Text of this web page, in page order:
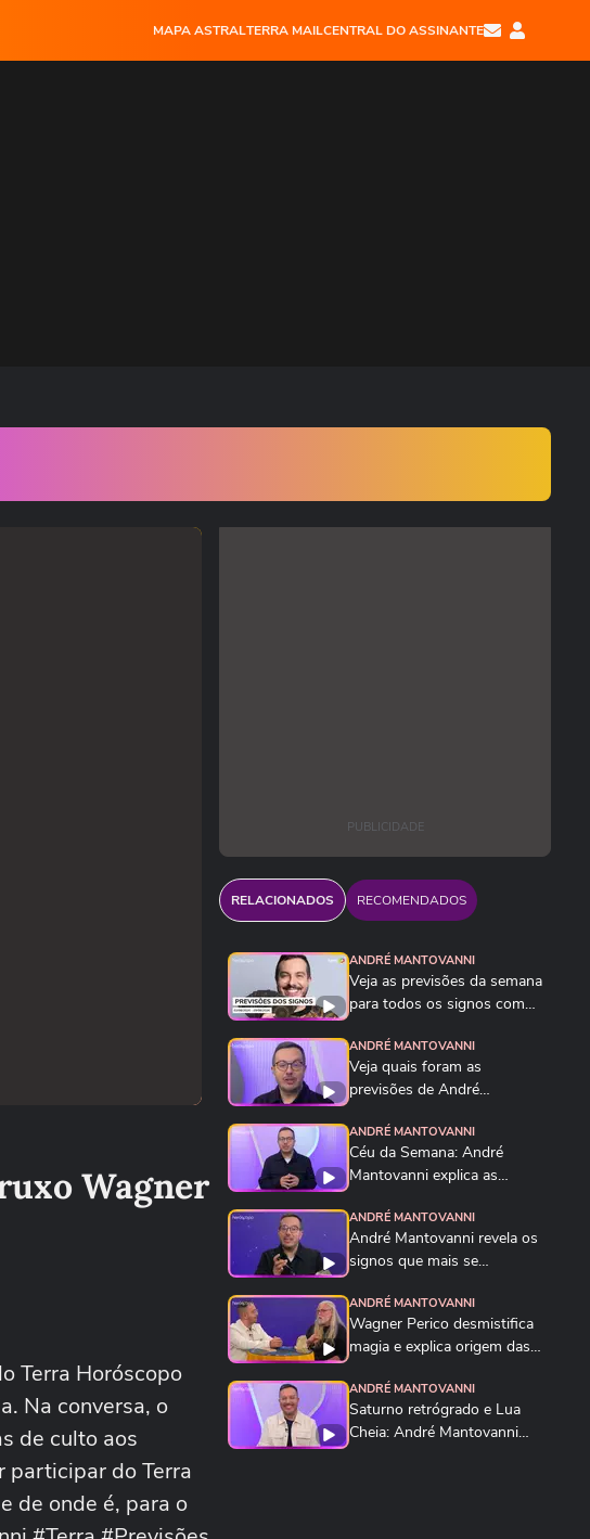
MAPA ASTRALTERRA MAILCENTRAL DO ASSINANTE
Wagner
Terra Horóscopo
Na conversa, o
de culto aos
participar do Terra
de onde é, para o
PUBLICIDADE
RELACIONADOS RECOMENDADOS
ANDRÉ MANTOVANNI
Veja as previsões da semana
para todos os signos com
ANDRÉ MANTOVANNI
Veja quais foram as
previsões de André
ANDRÉ MANTOVANNI
Céu da Semana: André
Mantovanni explica as
ANDRÉ MANTOVANNI
André Mantovanni revela os
signos que mais se
ANDRÉ MANTOVANNI
Wagner Perico desmistifica
magia e explica origem das
ANDRÉ MANTOVANNI
Saturno retrógrado e Lua
Cheia: André Mantovanni